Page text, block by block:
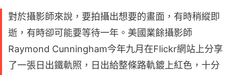
對於攝影師來說，要拍攝出想要的畫面，有時稍縱即
逝，有時卻可能要等待一年。美國業餘攝影師
Raymond Cunningham今年九月在Flickr網站上分享
了一張日出鐵軌照，日出給整條路軌鍍上紅色，十分